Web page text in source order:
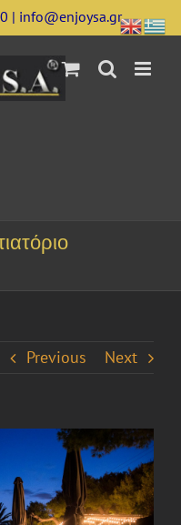
| info@enjoysa.gr
Previous Next